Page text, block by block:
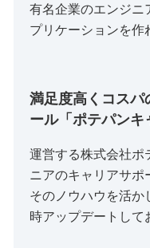
有名企業のエンジニ
プリケーションを作
満足度高くコスパ
ール「ポテパンキ
運営する株式会社ポ
ニアのキャリアサポ
そのノウハウを活か
時アップデートして